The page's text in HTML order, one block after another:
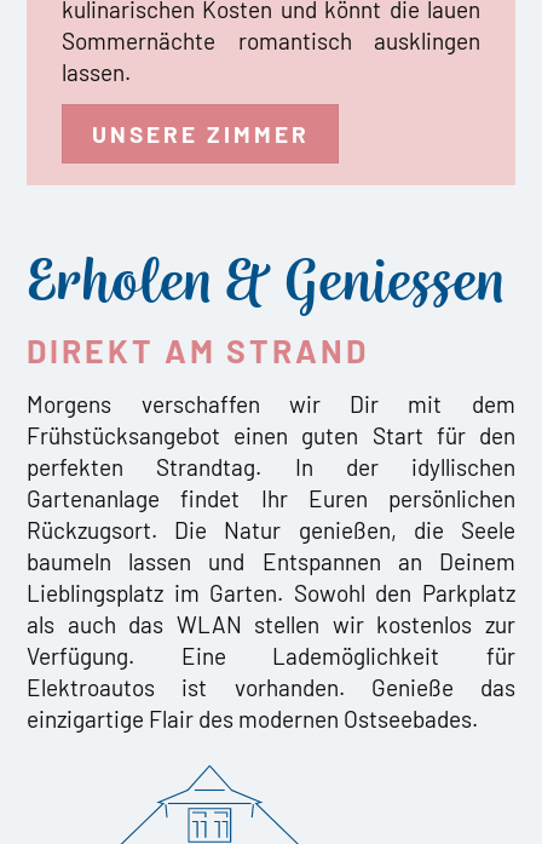
kulinarischen Kosten und könnt die lauen
Sommernächte romantisch ausklingen
lassen.
UNSERE ZIMMER
Erholen & Geniessen
DIREKT AM STRAND
Morgens verschaffen wir Dir mit dem
Frühstücksangebot einen guten Start für den
perfekten Strandtag. In der idyllischen
Gartenanlage findet Ihr Euren persönlichen
Rückzugsort. Die Natur genießen, die Seele
baumeln lassen und Entspannen an Deinem
Lieblingsplatz im Garten. Sowohl den Parkplatz
als auch das WLAN stellen wir kostenlos zur
Verfügung. Eine Lademöglichkeit für
Elektroautos ist vorhanden. Genieße das
einzigartige Flair des modernen Ostseebades.